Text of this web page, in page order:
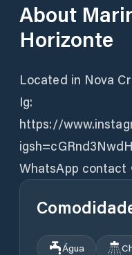
About
Horizonte
Located in Nova
Ig:
https://
WhatsApp contact
Água